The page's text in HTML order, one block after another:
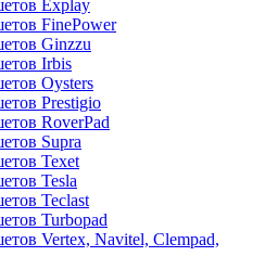
Explay
FinePower
Ginzzu
Irbis
Oysters
Prestigio
RoverPad
Supra
Texet
Tesla
Teclast
Turbopad
Vertex, Navitel, Clempad,